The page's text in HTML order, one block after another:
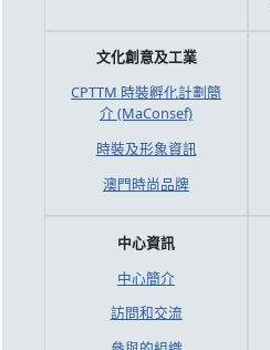
文化創意及工業
CPTTM 時裝孵化計劃簡
介 (MaConsef)
時裝及形象資訊
澳門時尚品牌
中心資訊
中心簡介
訪問和交流